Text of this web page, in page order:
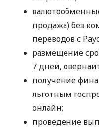
продажа) без
переводов с
размещение
7 дней,
получение
льготным
онлайн;
проведение